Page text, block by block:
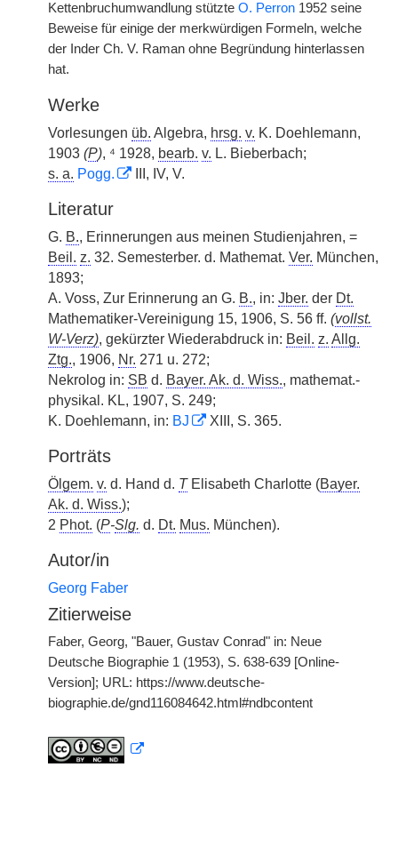
Kettenbruchumwandlung stützte O. Perron 1952 seine
Beweise für einige der merkwürdigen Formeln, welche
der Inder Ch. V. Raman ohne Begründung hinterlassen
hat.
Werke
Vorlesungen üb. Algebra, hrsg. v. K. Doehlemann,
1903 (P), ⁴ 1928, bearb. v. L. Bieberbach;
s. a. Pogg. III, IV, V.
Literatur
G. B., Erinnerungen aus meinen Studienjahren, =
Beil. z. 32. Semesterber. d. Mathemat. Ver. München,
1893;
A. Voss, Zur Erinnerung an G. B., in: Jber. der Dt.
Mathematiker-Vereinigung 15, 1906, S. 56 ff. (vollst.
W-Verz), gekürzter Wiederabdruck in: Beil. z. Allg.
Ztg., 1906, Nr. 271 u. 272;
Nekrolog in: SB d. Bayer. Ak. d. Wiss., mathemat.-
physikal. KL, 1907, S. 249;
K. Doehlemann, in: BJ XIII, S. 365.
Porträts
Ölgem. v. d. Hand d. TElisabeth Charlotte (Bayer.
Ak. d. Wiss.);
2 Phot. (P-Slg. d. Dt. Mus. München).
Autor/in
Georg Faber
Zitierweise
Faber, Georg, "Bauer, Gustav Conrad" in: Neue
Deutsche Biographie 1 (1953), S. 638-639 [Online-
Version]; URL: https://www.deutsche-
biographie.de/gnd116084642.html#ndbcontent